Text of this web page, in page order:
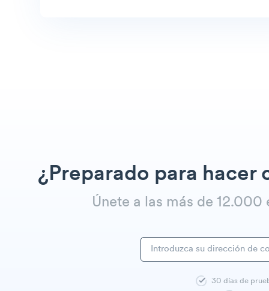
¿Preparado para hacer
Únete a las más de
30 días de